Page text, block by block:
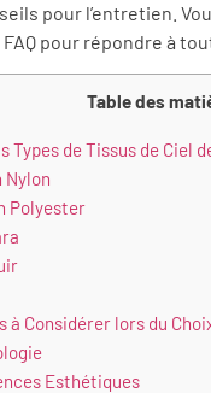
pour l’entretien.
pour répondre à
Table des
Types de Tissus de Ciel
Nylon
Polyester
à Considérer lors du
Esthétiques